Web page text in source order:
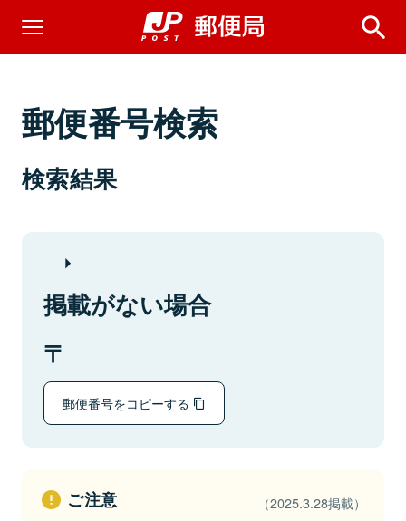
郵便番号検索
検索結果
掲載がない場合
郵便番号をコピーする
ご注意 （2025.3.28掲載）